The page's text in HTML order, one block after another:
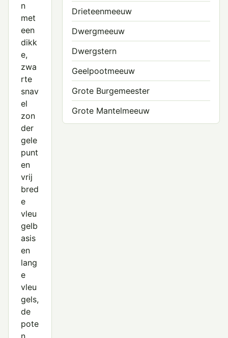
n
met
een
dikk
e,
zwa
rte
snav
el
zon
der
gele
punt
en
vrij
bred
e
vleu
gelb
asis
en
lang
e
vleu
gels,
de
pote
n
Drieteenmeeuw
Dwergmeeuw
Dwergstern
Geelpootmeeuw
Grote Burgemeester
Grote Mantelmeeuw